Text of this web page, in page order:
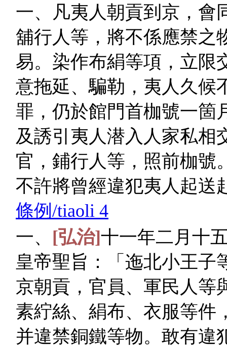
一、凡夷人朝貢到京，會
舖行人等，將不係應禁之
易。染作布絹等項，立限
意拖延、騙勒，夷人久候
罪，仍於館門首枷號一箇
及誘引夷人潜入人家私相
官，鋪行人等，照前枷號
不許將曾經違犯夷人起送
條例/tiaoli 4
一、 [弘治]十一年二月十
皇帝聖旨：「迤北小王子
京朝貢，官員、軍民人等
素紵絲、絹布、衣服等件
并違禁銅鐵等物。敢有違